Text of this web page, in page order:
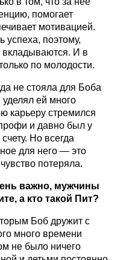
помогает
мотивацией.
успеха, поэтому,
вкладываются. И в
по молодости.
не стояла для Боба
ей много
карьеру стремился
и давно был у
Но всегда
для него — это
потеряла.
важно, мужчины
а кто такой Пит?
Боб дружит с
много времени
не было ничего